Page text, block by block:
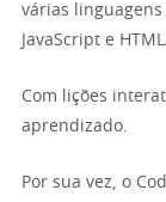
várias
JavaScript e
Com lições
aprendizado.
Por sua vez, o